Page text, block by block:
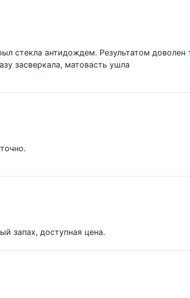
стекла антидождем. Результатом
засверкала, матовасть ушла
запах, доступная цена.